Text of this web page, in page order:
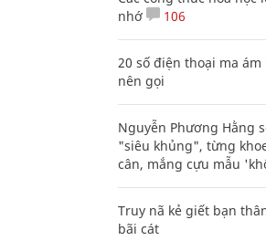
nhớ
106
20 số điện thoại ma
nên gọi
Nguyễn Phương Hằng
"siêu khủng", từng
cân, mắng cựu mẫu
Truy nã kẻ giết bạn
bãi cát